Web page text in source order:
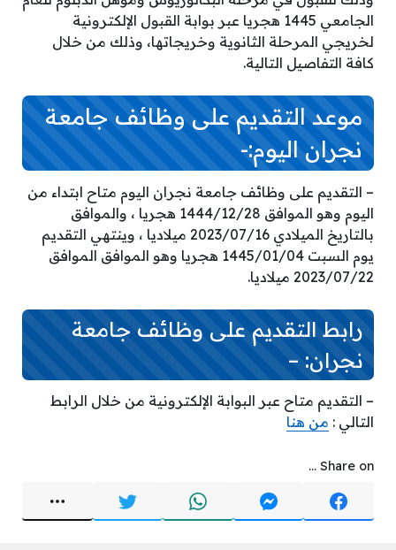
الجامعي 1445 هجريا عبر بوابة القبول الإلكترونية
لخريجي المرحلة الثانوية وخريجاتها، وذلك من خلال
كافة التفاصيل التالية.
موعد التقديم على وظائف جامعة
نجران اليوم:-
– التقديم على وظائف جامعة نجران اليوم متاح ابتداء من
اليوم وهو الموافق 1444/12/28 هجريا ، والموافق
بالتاريخ الميلادي 2023/07/16 ميلاديا ، وينتهي التقديم
يوم السبت 1445/01/04 هجريا وهو الموافق الموافق
2023/07/22 ميلاديا.
رابط التقديم على وظائف جامعة
نجران: –
– التقديم متاح عبر البوابة الإلكترونية من خلال الرابط
التالي : من هنا
Share on ...